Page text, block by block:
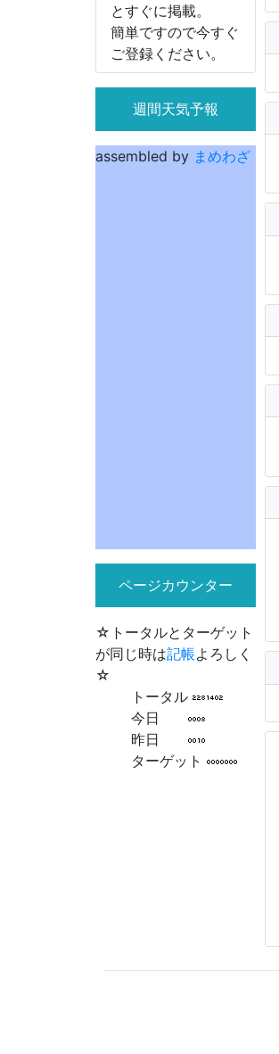
とすぐに掲載。
簡単ですので今すぐ
ご登録ください。
週間天気予報
assembled by まめわざ
ページカウンター
☆トータルとターゲット
が同じ時は記帳よろしく
☆
トータル
今日
昨日
ターゲット